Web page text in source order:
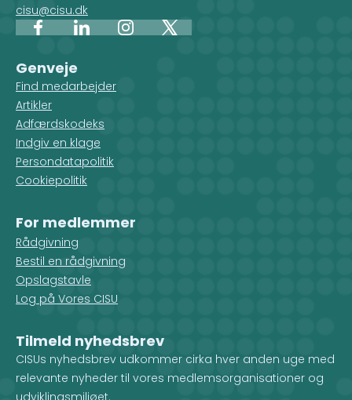
cisu@cisu.dk
FacebookLinkedInInstagram
X
Genveje
Find medarbejder
Artikler
Adfærdskodeks
Indgiv en klage
Persondatapolitik
Cookiepolitik
For medlemmer
Rådgivning
Bestil en rådgivning
Opslagstavle
Log på Vores CISU
Tilmeld nyhedsbrev
CISUs nyhedsbrev udkommer cirka hver anden uge med
relevante nyheder til vores medlemsorganisationer og
udviklingsmiljøet.